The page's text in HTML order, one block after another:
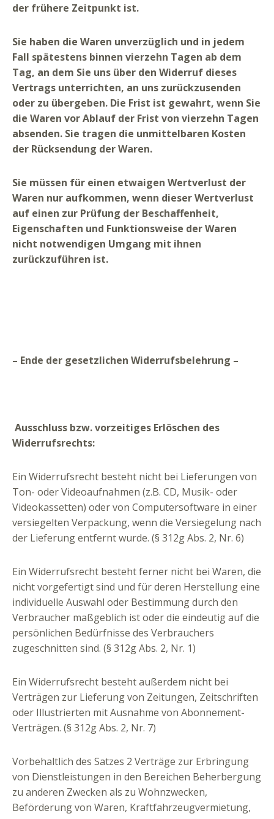
der frühere Zeitpunkt ist.
Sie haben die Waren unverzüglich und in jedem
Fall spätestens binnen vierzehn Tagen ab dem
Tag, an dem Sie uns über den Widerruf dieses
Vertrags unterrichten, an uns zurückzusenden
oder zu übergeben. Die Frist ist gewahrt, wenn Sie
die Waren vor Ablauf der Frist von vierzehn Tagen
absenden. Sie tragen die unmittelbaren Kosten
der Rücksendung der Waren.
Sie müssen für einen etwaigen Wertverlust der
Waren nur aufkommen, wenn dieser Wertverlust
auf einen zur Prüfung der Beschaffenheit,
Eigenschaften und Funktionsweise der Waren
nicht notwendigen Umgang mit ihnen
zurückzuführen ist.
– Ende der gesetzlichen Widerrufsbelehrung –
Ausschluss bzw. vorzeitiges Erlöschen des
Widerrufsrechts:
Ein Widerrufsrecht besteht nicht bei Lieferungen von
Ton- oder Videoaufnahmen (z.B. CD, Musik- oder
Videokassetten) oder von Computersoftware in einer
versiegelten Verpackung, wenn die Versiegelung nach
der Lieferung entfernt wurde. (§ 312g Abs. 2, Nr. 6)
Ein Widerrufsrecht besteht ferner nicht bei Waren, die
nicht vorgefertigt sind und für deren Herstellung eine
individuelle Auswahl oder Bestimmung durch den
Verbraucher maßgeblich ist oder die eindeutig auf die
persönlichen Bedürfnisse des Verbrauchers
zugeschnitten sind. (§ 312g Abs. 2, Nr. 1)
Ein Widerrufsrecht besteht außerdem nicht bei
Verträgen zur Lieferung von Zeitungen, Zeitschriften
oder Illustrierten mit Ausnahme von Abonnement-
Verträgen. (§ 312g Abs. 2, Nr. 7)
Vorbehaltlich des Satzes 2 Verträge zur Erbringung
von Dienstleistungen in den Bereichen Beherbergung
zu anderen Zwecken als zu Wohnzwecken,
Beförderung von Waren, Kraftfahrzeugvermietung,